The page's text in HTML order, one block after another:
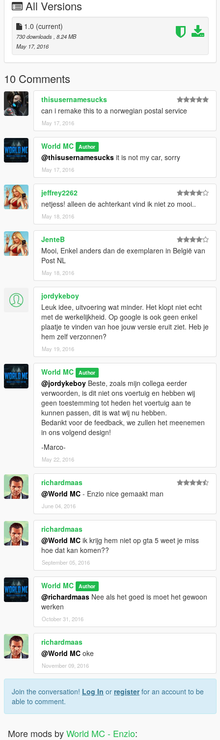
All Versions
1.0 (current)
730 downloads , 8.24 MB
May 17, 2016
10 Comments
thisusernamesucks
can i remake this to a norwegian postal service
May 17, 2016
World MC Author
@thisusernamesucks it is not my car, sorry
May 17, 2016
jeffrey2262
netjess! alleen de achterkant vind ik niet zo mooi..
May 18, 2016
JenteB
Mooi, Enkel anders dan de exemplaren in België van
Post NL
May 18, 2016
jordykeboy
Leuk idee, uitvoering wat minder. Het klopt niet echt
met de werkelijkheid. Op google is ook geen enkel
plaatje te vinden van hoe jouw versie eruit ziet. Heb je
hem zelf verzonnen?
May 19, 2016
World MC Author
@jordykeboy Beste, zoals mijn collega eerder
verwoorden, is dit niet ons voertuig en hebben wij
geen toestemming tot heden het voertuig aan te
kunnen passen, dit is wat wij nu hebben.
Bedankt voor de feedback, we zullen het meenemen
in ons volgend design!
-Marco-
May 22, 2016
richardmaas
@World MC - Enzio nice gemaakt man
June 04, 2016
richardmaas
@World MC ik krijg hem niet op gta 5 weet je miss
hoe dat kan komen??
September 05, 2016
World MC Author
@richardmaas Nee als het goed is moet het gewoon
werken
October 31, 2016
richardmaas
@World MC oke
November 09, 2016
Join the conversation! Log In or registerfor an account to be
able to comment.
More mods byWorld MC - Enzio: